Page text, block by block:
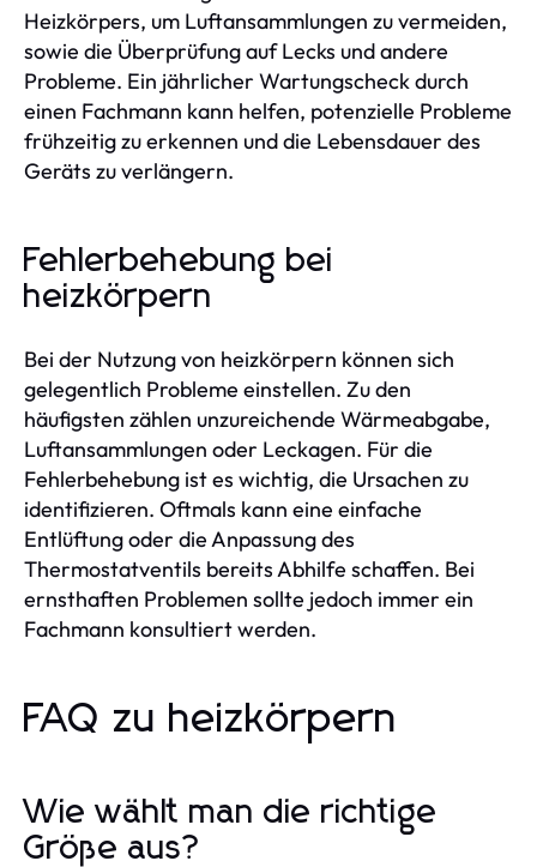
Heizkörpers, um Luftansammlungen zu vermeiden,
sowie die Überprüfung auf Lecks und andere
Probleme. Ein jährlicher Wartungscheck durch
einen Fachmann kann helfen, potenzielle Probleme
frühzeitig zu erkennen und die Lebensdauer des
Geräts zu verlängern.
Fehlerbehebung bei
heizkörpern
Bei der Nutzung von heizkörpern können sich
gelegentlich Probleme einstellen. Zu den
häufigsten zählen unzureichende Wärmeabgabe,
Luftansammlungen oder Leckagen. Für die
Fehlerbehebung ist es wichtig, die Ursachen zu
identifizieren. Oftmals kann eine einfache
Entlüftung oder die Anpassung des
Thermostatventils bereits Abhilfe schaffen. Bei
ernsthaften Problemen sollte jedoch immer ein
Fachmann konsultiert werden.
FAQ zu heizkörpern
Wie wählt man die richtige
Größe aus?